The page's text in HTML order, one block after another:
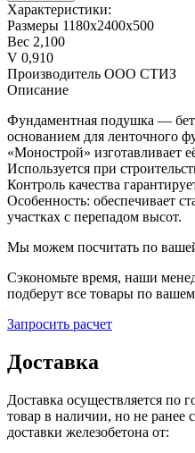
Характеристики:
Размеры 1180х2400х500
Вес 2,100
V 0,910
Производитель ООО СТИЗ
Описание
Фундаментная подушка —
основанием для ленточного
«Монострой» изготавливает
Используется при
Контроль качества
Особенность: обеспечивает
участках с перепадом высот.
Мы можем посчитать по
Сэкономьте время, наши
подберут все товары по
Запросить расчет
Доставка
Доставка осуществляется по
товар в наличии, но не ранее
доставки железобетона от: